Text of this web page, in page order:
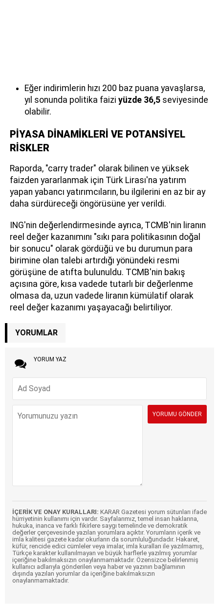
Eğer indirimlerin hızı 200 baz puana yavaşlarsa,
yıl sonunda politika faizi yüzde 36,5 seviyesinde
olabilir.
PİYASA DİNAMİKLERİ VE POTANSİYEL
RİSKLER
Raporda, "carry trader" olarak bilinen ve yüksek
faizden yararlanmak için Türk Lirası'na yatırım
yapan yabancı yatırımcıların, bu ilgilerini en az bir ay
daha sürdüreceği öngörüsüne yer verildi.
ING'nin değerlendirmesinde ayrıca, TCMB'nin liranın
reel değer kazanımını "sıkı para politikasının doğal
bir sonucu" olarak gördüğü ve bu durumun para
birimine olan talebi artırdığı yönündeki resmi
görüşüne de atıfta bulunuldu. TCMB'nin bakış
açısına göre, kısa vadede tutarlı bir değerlenme
olmasa da, uzun vadede liranın kümülatif olarak
reel değer kazanımı yaşayacağı belirtiliyor.
YORUMLAR
YORUM YAZ
İÇERİK VE ONAY KURALLARI: KARAR Gazetesi yorum sütunları ifade
hürriyetinin kullanımı için vardır. Sayfalarımız, temel insan haklarına,
hukuka, inanca ve farklı fikirlere saygı temelinde ve demokratik
değerler çerçevesinde yazılan yorumlara açıktır. Yorumların içerik ve
imla kalitesi gazete kadar okurların da sorumluluğundadır. Hakaret,
küfür, rencide edici cümleler veya imalar, imla kuralları ile yazılmamış,
Türkçe karakter kullanılmayan ve büyük harflerle yazılmış yorumlar
içeriğine bakılmaksızın onaylanmamaktadır. Özensizce belirlenmiş
kullanıcı adlarıyla gönderilen veya haber ve yazının bağlamının
dışında yazılan yorumlar da içeriğine bakılmaksızın
onaylanmamaktadır.